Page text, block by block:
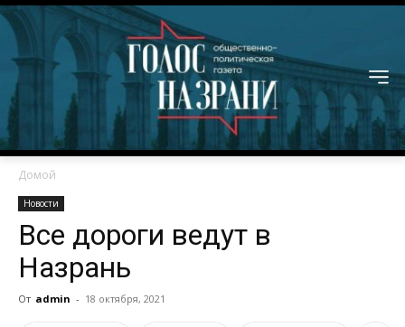
Домой
Новости
Все дороги ведут в
Назрань
От admin - 18 октября, 2021